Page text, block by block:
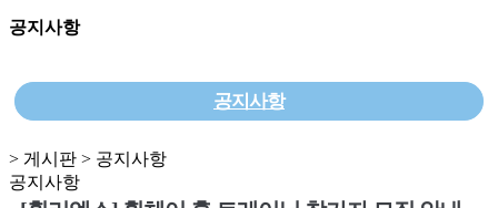
공지사항
공지사항
> 게시판 > 공지사항
공지사항